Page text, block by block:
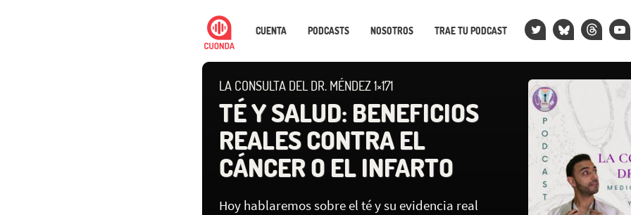
CUENTA PODCASTS NOSOTROS TRAE TU PODCAST
LA CONSULTA DEL DR. MÉNDEZ 1×171
TÉ Y SALUD: BENEFICIOS
REALES CONTRA EL
CÁNCER O EL INFARTO
Hoy hablaremos sobre el té y su evidencia real